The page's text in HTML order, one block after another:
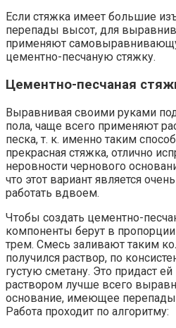
Если стяжка имеет большие
перепады высот, для
применяют
цементно-песчаную стяжку.
Цементно-песчаная
Выравнивая своими руками
пола, чаще всего применяют
песка, т. к. именно таким
прекрасная стяжка, отлично
неровности чернового
что этот вариант является
работать вдвоем.
Чтобы создать цементно-
компоненты берут в
трем. Смесь заливают таким
получился раствор, по
густую сметану. Это придаст
раствором лучше всего
основание, имеющее перепады
Работа проходит по алгоритму: